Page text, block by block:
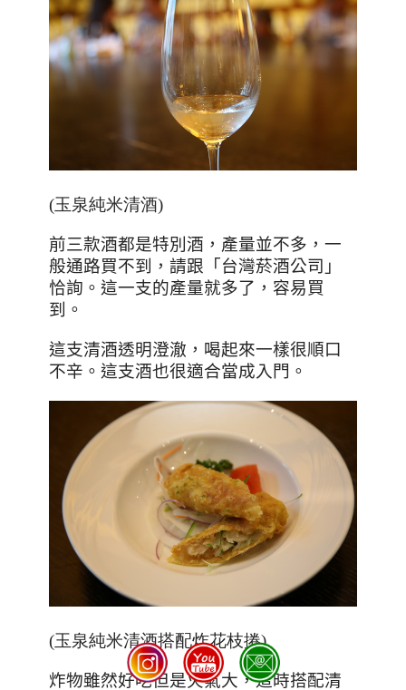
(玉泉純米清酒)
前三款酒都是特別酒，產量並不多，一
般通路買不到，請跟「台灣菸酒公司」
恰詢。這一支的產量就多了，容易買
到。
這支清酒透明澄澈，喝起來一樣很順口
不辛。這支酒也很適合當成入門。
(玉泉純米清酒搭配炸花枝捲)
炸物雖然好吃但是火氣大，這時搭配清